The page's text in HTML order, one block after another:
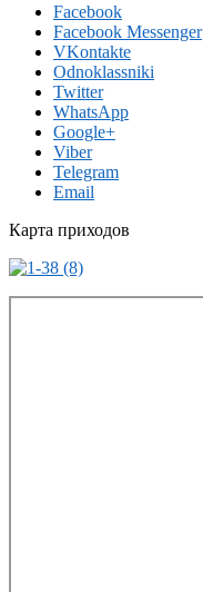
Facebook
Facebook Messenger
VKontakte
Odnoklassniki
Twitter
WhatsApp
Google+
Viber
Telegram
Email
Карта приходов